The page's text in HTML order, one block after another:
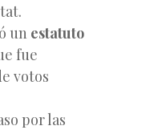
un estatuto
fue
votos
por las